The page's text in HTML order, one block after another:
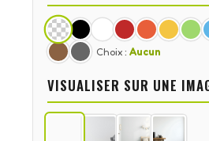
Choix : Aucun
VISUALISER SUR UNE